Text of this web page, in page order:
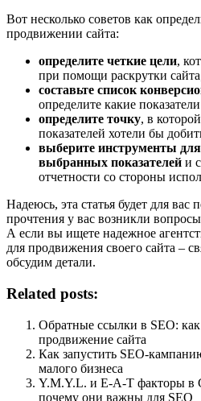
Вот несколько советов как
продвижении сайта:
определите четкие цели,
при помощи раскрутки
составьте список
определите какие
определите точку, в
показателей хотели бы
выберите инструменты
выбранных показателей и
отчетности со стороны
Надеюсь, эта статья будет для вас
прочтения у вас возникли
А если вы ищете надежное
для продвижения своего сайта –
обсудим детали.
Related posts:
Обратные ссылки в SEO:
продвижение сайта
Как запустить SEO-
малого бизнеса
Y.M.Y.L. и E-A-T факторы в
почему они важны для SEO